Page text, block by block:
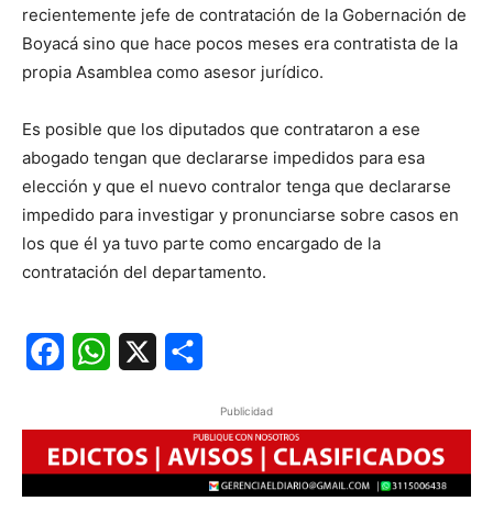
recientemente jefe de contratación de la Gobernación de
Boyacá sino que hace pocos meses era contratista de la
propia Asamblea como asesor jurídico.
Es posible que los diputados que contrataron a ese
abogado tengan que declararse impedidos para esa
elección y que el nuevo contralor tenga que declararse
impedido para investigar y pronunciarse sobre casos en
los que él ya tuvo parte como encargado de la
contratación del departamento.
FacebookWhatsApp
Publicidad